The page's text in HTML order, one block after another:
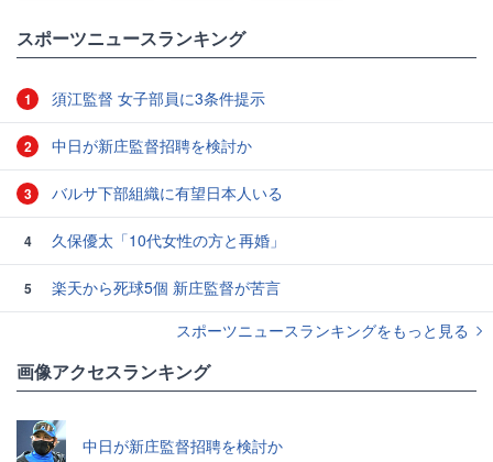
スポーツニュースランキング
1 須江監督 女子部員に3条件提示
2 中日が新庄監督招聘を検討か
3 バルサ下部組織に有望日本人いる
4 久保優太「10代女性の方と再婚」
5
楽天から死球5個 新庄監督が苦言
スポーツニュースランキングをもっと見る
画像アクセスランキング
中日が新庄監督招聘を検討か